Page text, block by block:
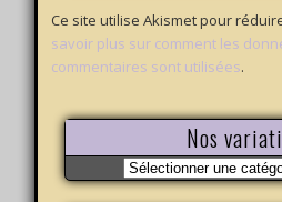
Ce site utilise Akismet pour
savoir plus sur comment les
commentaires sont utilisées.
Nos
Nos
variations